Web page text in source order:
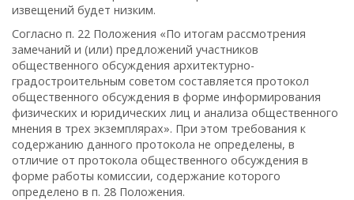
извещений будет низким.
Согласно п. 22 Положения «По итогам рассмотрения
замечаний и (или) предложений участников
общественного обсуждения архитектурно-
градостроительным советом составляется протокол
общественного обсуждения в форме информирования
физических и юридических лиц и анализа общественного
мнения в трех экземплярах». При этом требования к
содержанию данного протокола не определены, в
отличие от протокола общественного обсуждения в
форме работы комиссии, содержание которого
определено в п. 28 Положения.